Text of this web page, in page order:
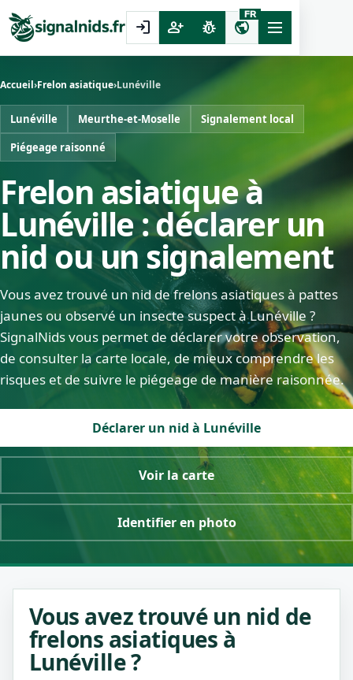
login person_add pest_control public
FR
Accueil›Frelon asiatique›Lunéville
Lunéville Meurthe-et-Moselle
Signalement local
Piégeage raisonné
Frelon asiatique à
Lunéville : déclarer un
nid ou un signalement
Vous avez trouvé un nid de frelons asiatiques à pattes
jaunes ou observé un insecte suspect à Lunéville ?
SignalNids vous permet de déclarer votre observation,
de consulter la carte locale, de mieux comprendre les
risques et de suivre le piégeage de manière raisonnée.
Déclarer un nid à Lunéville
Voir la carte
Identifier en photo
Vous avez trouvé un nid de
frelons asiatiques à
Lunéville ?